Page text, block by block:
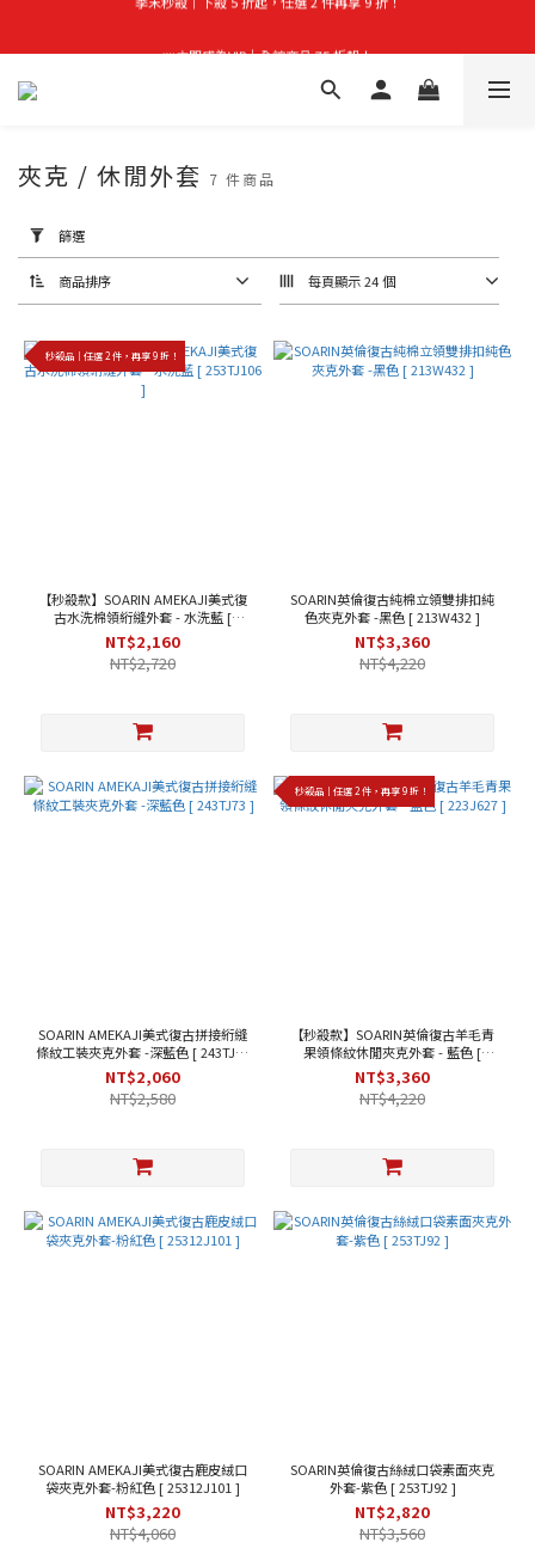
首購禮｜加入會員＞滿$999超取免運費！
篩
選
(0/20)
價格
(NT$)
色
(2)
藍
色
藍
夾克 / 休閒外套 7 件商品
篩選
商品排序 每頁顯示 24 個
秒殺品｜任選 2 件，再享 9 折！
【秒殺款】SOARIN AMEKAJI美式復
古水洗棉領絎縫外套 - 水洗藍 [
253TJ106 ]
NT$2,160
NT$2,720
SOARIN英倫復古純棉立領雙排扣純
色夾克外套 -黑色 [ 213W432 ]
NT$3,360
NT$4,220
SOARIN AMEKAJI美式復古拼接絎縫
條紋工裝夾克外套 -深藍色 [ 243TJ73
]
NT$2,060
NT$2,580
秒殺品｜任選 2 件，再享 9 折！
【秒殺款】SOARIN英倫復古羊毛青
果領條紋休閒夾克外套 - 藍色 [
223J627 ]
NT$3,360
NT$4,220
SOARIN AMEKAJI美式復古鹿皮絨口
袋夾克外套-粉紅色 [ 25312J101 ]
NT$3,220
NT$4,060
SOARIN英倫復古絲絨口袋素面夾克
外套-紫色 [ 253TJ92 ]
NT$2,820
NT$3,560